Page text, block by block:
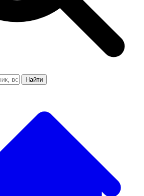
Найти